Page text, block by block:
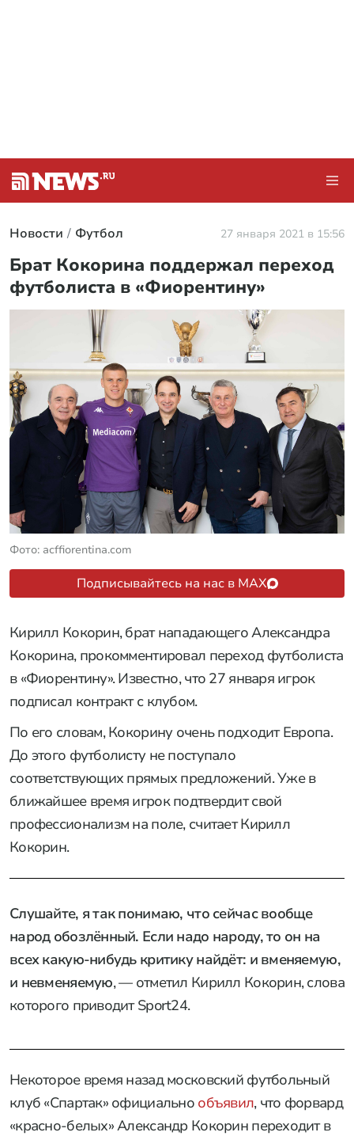
Новости Футбол 27 января 2021 в 15:56
Брат Кокорина поддержал переход
футболиста в «Фиорентину»
Фото: acffiorentina.com
Подписывайтесь на нас в MAX
Кирилл Кокорин, брат нападающего Александра
Кокорина, прокомментировал переход футболиста
в «Фиорентину». Известно, что 27 января игрок
подписал контракт с клубом.
По его словам, Кокорину очень подходит Европа.
До этого футболисту не поступало
соответствующих прямых предложений. Уже в
ближайшее время игрок подтвердит свой
профессионализм на поле, считает Кирилл
Кокорин.
Слушайте, я так понимаю, что сейчас вообще
народ обозлённый. Если надо народу, то он на
всех какую-нибудь критику найдёт: и вменяемую,
и невменяемую, — отметил Кирилл Кокорин, слова
которого приводит Sport24.
Некоторое время назад московский футбольный
клуб «Спартак» официально объявил, что форвард
«красно-белых» Александр Кокорин переходит в